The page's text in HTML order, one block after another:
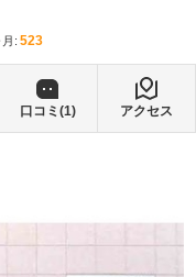
: 523
口コミ(1) アクセス